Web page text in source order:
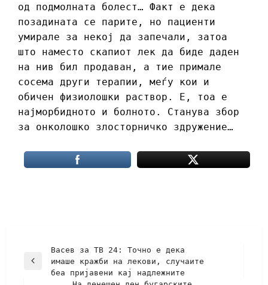
од подмолната болест… Факт е дека
позадината се парите, но пациенти
умирале за некој да запечали, затоа
што наместо скапиот лек да биде даден
на нив бил продаван, а тие примале
сосема други терапии, меѓу кои и
обичен физиолошки раствор. Е, тоа е
најморбидното и болното. Станува збор
за онколошко злосторничко здружение…
Васев за ТВ 24: Точно е дека
имаше кражби на лекови, случаите
беа пријавени кај надлежните